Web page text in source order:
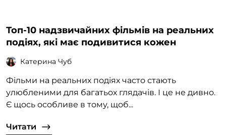
Топ-10 надзвичайних фільмів на реальних
подіях, які має подивитися кожен
Катерина Чуб
Фільми на реальних подіях часто стають
улюбленими для багатьох глядачів. І це не дивно.
Є щось особливе в тому, щоб...
Читати